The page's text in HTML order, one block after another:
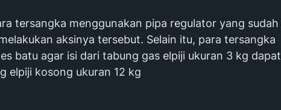
tersangka menggunakan pipa regulator yang sudah
aksinya tersebut. Selain itu, para tersangka
batu agar isi dari tabung gas elpiji ukuran 3 kg dapat
elpiji kosong ukuran 12 kg